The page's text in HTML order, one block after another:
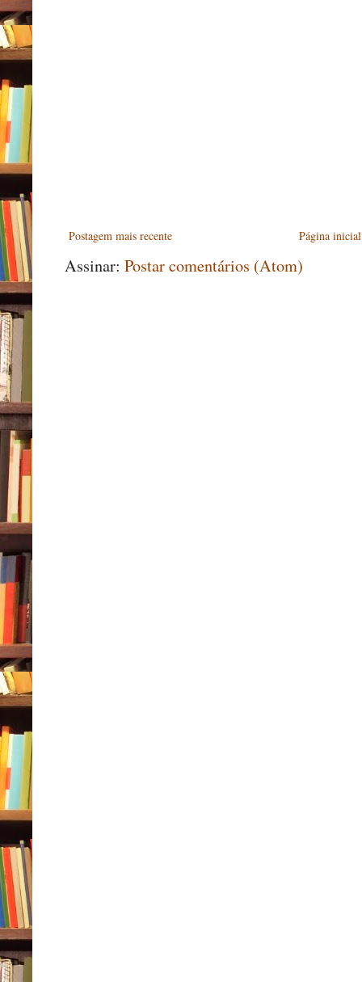
Postagem mais recente Página inicial
Assinar: Postar comentários (Atom)